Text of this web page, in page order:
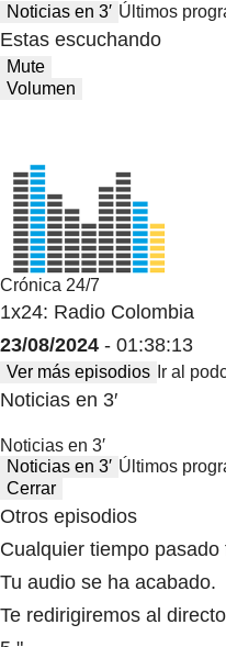
Noticias en 3′ Últimos
Estas escuchando
Mute
Volumen
Crónica 24/7
1x24: Radio Colombia
23/08/2024 - 01:38:13
Ver más episodios Ir al
Noticias en 3′
Noticias en 3′
Noticias en 3′ Últimos
Cerrar
Otros episodios
Cualquier tiempo pasado
Tu audio se ha acabado.
Te redirigiremos al